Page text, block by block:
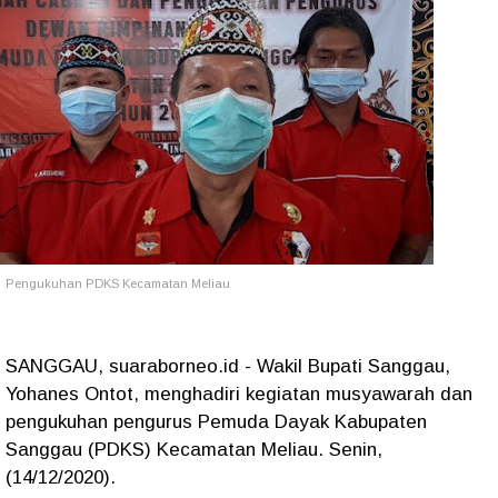
Pengukuhan PDKS Kecamatan Meliau
SANGGAU, suaraborneo.id - Wakil Bupati Sanggau,
Yohanes Ontot, menghadiri kegiatan musyawarah dan
pengukuhan pengurus Pemuda Dayak Kabupaten
Sanggau (PDKS) Kecamatan Meliau. Senin,
(14/12/2020).